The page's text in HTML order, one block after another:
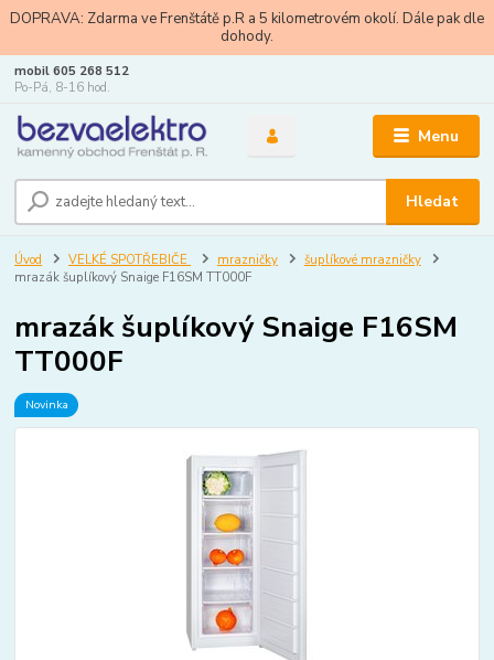
DOPRAVA: Zdarma ve Frenštátě p.R a 5 kilometrovém okolí. Dále pak dle
dohody.
Menu
Hledat
mobil 605 268 512
Po-Pá, 8-16 hod.
Úvod VELKÉ SPOTŘEBIČE mrazničky
šuplíkové mrazničky
mrazák šuplíkový Snaige F16SM TT000F
mrazák šuplíkový Snaige F16SM
TT000F
Novinka